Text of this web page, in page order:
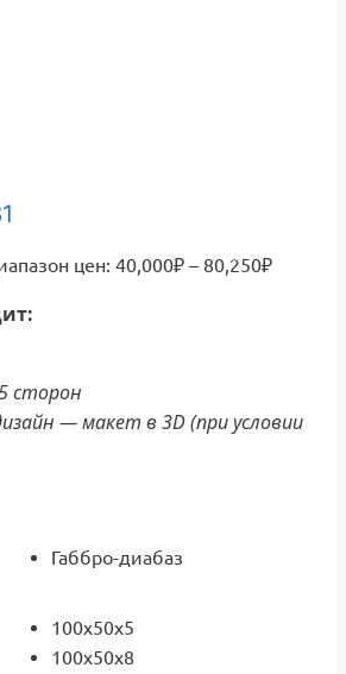
цен: 40,000₽ – 80,250₽
сторон
— макет в 3D (при условии
Габбро-диабаз
100x50x5
100x50x8